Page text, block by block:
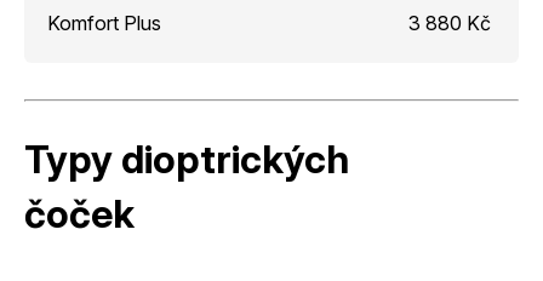
Komfort Plus
3 880 Kč
Typy dioptrických
čoček